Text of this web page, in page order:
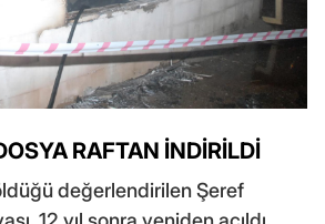
RAFTAN İNDİRİLDİ
değerlendirilen Şeref